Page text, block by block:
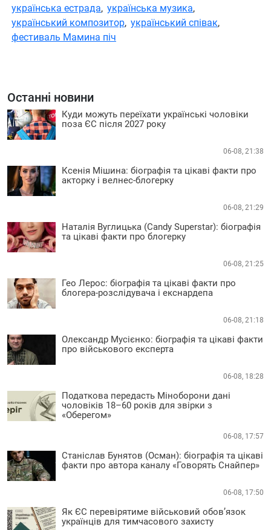
українська естрада, українська музика,
український композитор, український співак,
фестиваль Мамина піч
Останні новини
Куди можуть переїхати українські чоловіки
поза ЄС після 2027 року
06-08, 21:38
Ксенія Мішина: біографія та цікаві факти про
акторку і велнес-блогерку
06-08, 21:29
Наталія Вуглицька (Candy Superstar): біографія
та цікаві факти про блогерку
06-08, 21:25
Гео Лерос: біографія та цікаві факти про
блогера-розслідувача і екснардепа
06-08, 21:18
Олександр Мусієнко: біографія та цікаві факти
про військового експерта
06-08, 18:28
Податкова передасть Міноборони дані
чоловіків 18–60 років для звірки з
«Оберегом»
06-08, 17:57
Станіслав Бунятов (Осман): біографія та цікаві
факти про автора каналу «Говорять Снайпер»
06-08, 17:50
Як ЄС перевірятиме військовий обов’язок
українців для тимчасового захисту